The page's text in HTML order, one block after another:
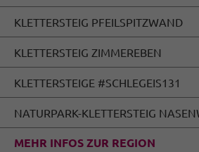
KLETTERSTEIG PFEILSPITZWAND
KLETTERSTEIG ZIMMEREBEN
KLETTERSTEIGE #SCHLEGEIS131
NATURPARK-KLETTERSTEIG
MEHR INFOS ZUR REGION